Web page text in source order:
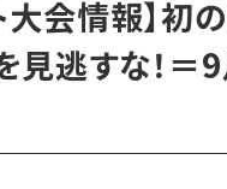
大会情報】初
見逃すな！